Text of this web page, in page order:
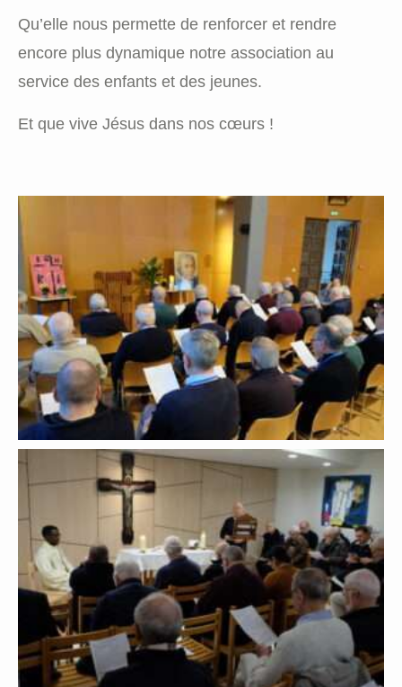
Qu’elle nous permette de renforcer et rendre
encore plus dynamique notre association au
service des enfants et des jeunes.
Et que vive Jésus dans nos cœurs !